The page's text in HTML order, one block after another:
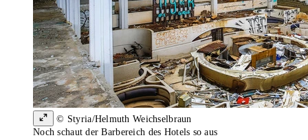
© Styria/Helmuth Weichselbraun
Noch schaut der Barbereich des Hotels so aus